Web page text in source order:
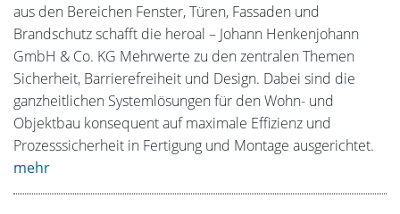
aus den Bereichen Fenster, Türen, Fassaden und
Brandschutz schafft die heroal – Johann Henkenjohann
GmbH & Co. KG Mehrwerte zu den zentralen Themen
Sicherheit, Barrierefreiheit und Design. Dabei sind die
ganzheitlichen Systemlösungen für den Wohn- und
Objektbau konsequent auf maximale Effizienz und
Prozesssicherheit in Fertigung und Montage ausgerichtet.
mehr